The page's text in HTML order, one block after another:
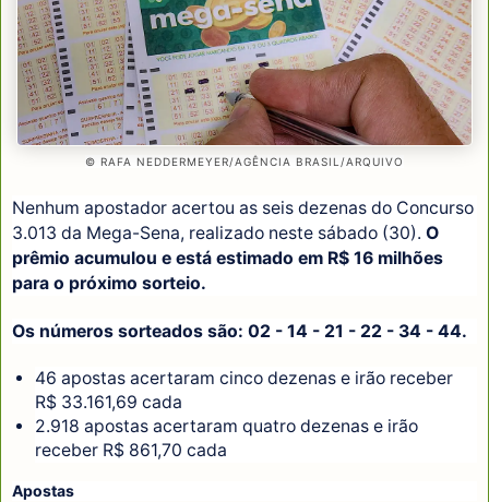
© RAFA NEDDERMEYER/AGÊNCIA BRASIL/ARQUIVO
Nenhum apostador acertou as seis dezenas do Concurso
3.013 da Mega-Sena, realizado neste sábado (30). O
prêmio acumulou e está estimado em R$ 16 milhões
para o próximo sorteio.
Os números sorteados são: 02 - 14 - 21 - 22 - 34 - 44.
46 apostas acertaram cinco dezenas e irão receber
R$ 33.161,69 cada
2.918 apostas acertaram quatro dezenas e irão
receber R$ 861,70 cada
Apostas